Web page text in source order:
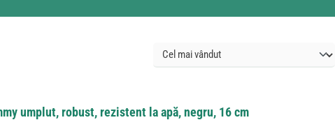
umplut, robust, rezistent la apă, negru, 16 cm